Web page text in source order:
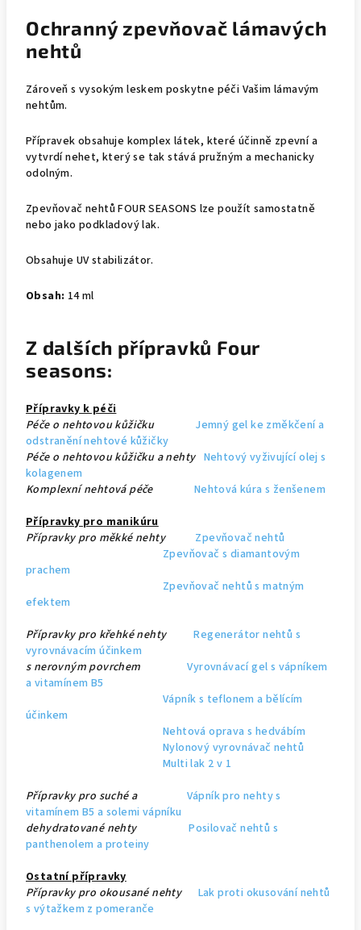
Ochranný zpevňovač lámavých
nehtů
Zároveň s vysokým leskem poskytne péči Vašim lámavým
nehtům.
Přípravek obsahuje komplex látek, které účinně zpevní a
vytvrdí nehet, který se tak stává pružným a mechanicky
odolným.
Zpevňovač nehtů FOUR SEASONS lze použít samostatně
nebo jako podkladový lak.
Obsahuje UV stabilizátor.
Obsah: 14 ml
Z dalších přípravků Four
seasons:
Přípravky k péči
Péče o nehtovou kůžičku
Jemný gel ke změkčení a
odstranění nehtové kůžičky
Péče o nehtovou kůžičku a nehty Nehtový vyživující olej s
kolagenem
Komplexní nehtová péče
Nehtová kúra s ženšenem
Přípravky pro manikúru
Přípravky pro měkké nehty
Zpevňovač nehtů
Zpevňovač s diamantovým
prachem
Zpevňovač nehtů s matným
efektem
Přípravky pro křehké nehty
Regenerátor nehtů s
vyrovnávacím účinkem
s nerovným povrchem
Vyrovnávací gel s vápníkem
a vitamínem B5
Vápník s teflonem a bělícím
účinkem
Nehtová oprava s hedvábím
Nylonový vyrovnávač nehtů
Multi lak 2 v 1
Přípravky pro suché a
Vápník pro nehty s
vitamínem B5 a solemi vápníku
dehydratované nehty
Posilovač nehtů s
panthenolem a proteiny
Ostatní přípravky
Přípravky pro okousané nehty
Lak proti okusování nehtů
s výtažkem z pomeranče